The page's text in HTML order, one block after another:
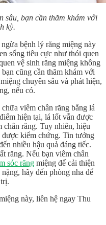
sâu, bạn cần thăm khám với
kỳ.
bệnh lý răng miệng này
sống tiêu cực như thói quen
vệ sinh răng miệng không
cũng cần thăm khám với
chuyên sâu và phát hiện,
nếu có.
chữa viêm chân răng bằng lá
hiện tại, lá lốt vẫn được
chân răng. Tuy nhiên, hiệu
được kiểm chứng. Tin tưởng
nhiều hậu quả đáng tiếc.
răng. Nếu bạn viêm chân
sóc răng miệng để cải thiện
hãy đến phòng nha để
này, liên hệ ngay Thu